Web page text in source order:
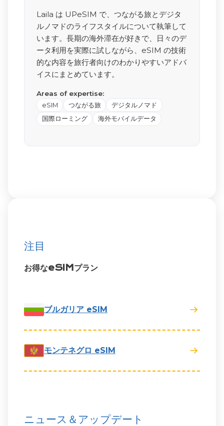
Laila は UPeSIM で、つながる旅とデジタ
ルノマドのライフスタイルについて執筆して
います。長期の海外滞在が好きで、日々のデ
ータ利用を実際に試しながら、eSIM の技術
的な内容を旅行者向けのわかりやすいアドバ
イスにまとめています。
Areas of expertise:
eSIM つながる旅
デジタルノマド
国際ローミング
海外モバイルデータ
注目
お得なeSIMプラン
ブルガリア eSIM
モンテネグロ eSIM
ニュース＆アップデート